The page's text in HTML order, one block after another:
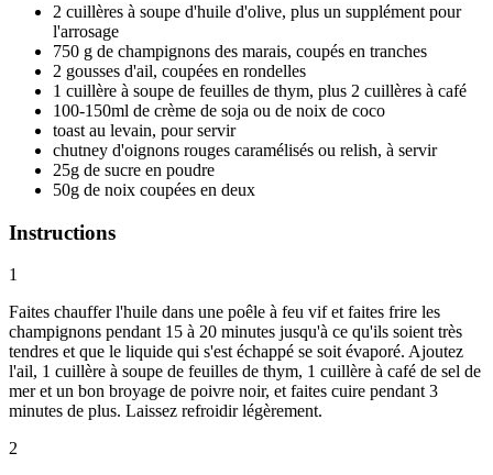
2 cuillères à soupe d'huile d'olive, plus un supplément pour
l'arrosage
750 g de champignons des marais, coupés en tranches
2 gousses d'ail, coupées en rondelles
1 cuillère à soupe de feuilles de thym, plus 2 cuillères à café
100-150ml de crème de soja ou de noix de coco
toast au levain, pour servir
chutney d'oignons rouges caramélisés ou relish, à servir
25g de sucre en poudre
50g de noix coupées en deux
Instructions
1
Faites chauffer l'huile dans une poêle à feu vif et faites frire les
champignons pendant 15 à 20 minutes jusqu'à ce qu'ils soient très
tendres et que le liquide qui s'est échappé se soit évaporé. Ajoutez
l'ail, 1 cuillère à soupe de feuilles de thym, 1 cuillère à café de sel de
mer et un bon broyage de poivre noir, et faites cuire pendant 3
minutes de plus. Laissez refroidir légèrement.
2